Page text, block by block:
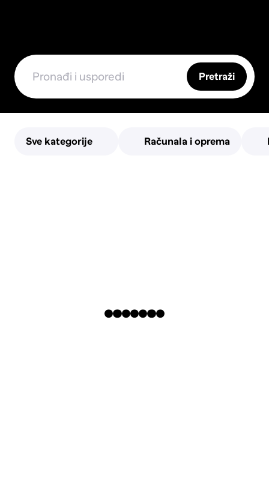
Pretraži
Sve kategorije Računala i oprema